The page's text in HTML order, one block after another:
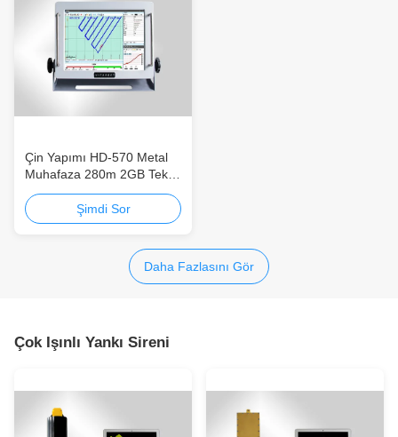
Çin Yapımı HD-570 Metal
Muhafaza 280m 2GB Tek
Işınlı Yankılı Siren Yüksek
pikselli Tam Metal
Muhafaza Uygun Maliyetli
Şimdi Sor
Daha Fazlasını Gör
Çok Işınlı Yankı Sireni